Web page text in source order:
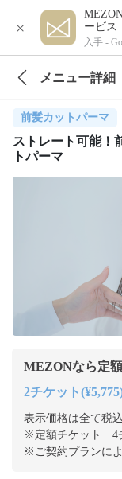
×
ービス
入手 -
メニュー詳細
前髪カットパーマ
ストレート可能！
トパーマ
MEZONなら定
2チケット
表示価格は全て税
※定額チケット 4
※ご契約プランに